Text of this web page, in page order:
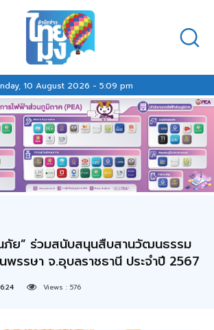
10 August 2026 - 5:09 pm
ภัย” ร่วมสนับสนุนสืบสานวัฒนธรรม
พรรษา จ.อุบลราชธานี ประจำปี 2567
Views : 576